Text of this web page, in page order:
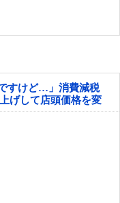
すけど…」消費減税
げして店頭価格を変